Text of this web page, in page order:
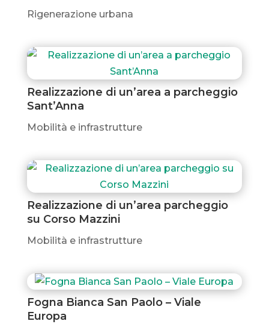
Rigenerazione urbana
Realizzazione di un’area a parcheggio
Sant’Anna
Mobilità e infrastrutture
Realizzazione di un’area parcheggio
su Corso Mazzini
Mobilità e infrastrutture
Fogna Bianca San Paolo – Viale
Europa